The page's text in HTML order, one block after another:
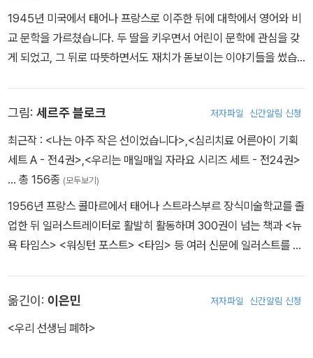
1945년 미국에서 태어나 프랑스로 이주한 뒤에 대학에서 영어와 비
교 문학을 가르쳤습니다. 두 딸을 키우면서 어린이 문학에 관심을 갖
게 되었고, 그 뒤로 따뜻하면서도 재치가 돋보이는 이야기들을 썼습
공로훈장을 받았습니다. 그동안 『조커, 학교 가기 싫을 때 쓰는 카드』
『엉뚱이 소피의 못 말리는 패션』 『내 생애 최고의 캠핑』 『심심해 대마
왕』 『0에서 10까지 사랑의 편지』 등 많은 어린이책에 글을 썼습니다.
그림: 세르주 블로크 저자파일 신간알림 신청
최근작 : <나는 아주 작은 선이었습니다>,<심리치료 어른아이 기획
세트 A - 전4권>,<우리는 매일매일 자라요 시리즈 세트 - 전24권>
… 총 156종 (모두보기)
1956년 프랑스 콜마르에서 태어나 스트라스부르 장식미술학교를 졸
업한 뒤 일러스트레이터로 활발히 활동하며 300권이 넘는 책과 <뉴
욕 타임스> <워싱턴 포스트> <타임> 등 여러 신문에 일러스트를 그
을 뒤흔든 31인의 바보들》로 2007년 볼로냐 라가치상을 받았습니
다. 그린 책으로 《나는 기다립니다…》 《적》 《돌 씹어 먹는 아이》 《싸
옮긴이: 이은민 저자파일 신간알림 신청
<우리 선생님 폐하>